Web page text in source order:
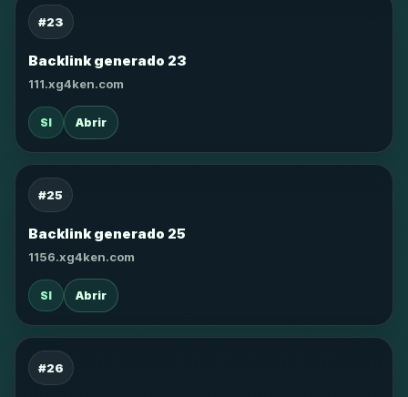
#23
Backlink generado 23
111.xg4ken.com
SI Abrir
#25
Backlink generado 25
1156.xg4ken.com
SI Abrir
#26